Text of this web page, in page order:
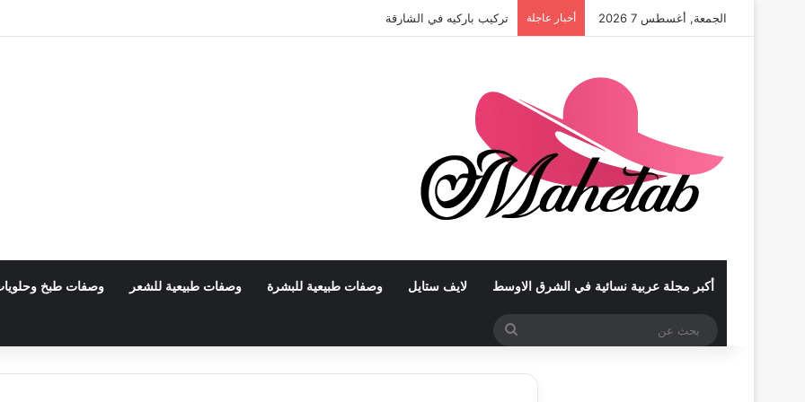
الجمعة, أغسطس 7 2026 أخبار عاجلة تركيب باركيه في الشارقة
أكبر مجلة عربية نسائية في الشرق الاوسط لايف ستايل وصفات طبيعية للبشرة وصفات طبيعية للشعر وصفات طبخ
بحث